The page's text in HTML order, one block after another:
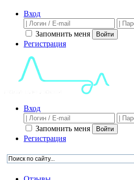
Вход
Запомнить меня Войти
Регистрация
Вход
Запомнить меня Войти
Регистрация